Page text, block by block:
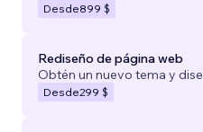
Desde899 $
Rediseño de página web
Obtén un nuevo tema y
Desde299 $